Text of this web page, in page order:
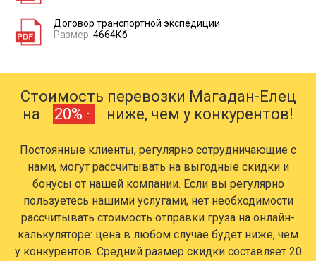
Договор транспортной экспедиции
Размер: 4664Кб
Стоимость перевозки Магадан-Елец
на
20% · ниже, чем у конкурентов!
Постоянные клиенты, регулярно сотрудничающие с
нами, могут рассчитывать на выгодные скидки и
бонусы от нашей компании. Если вы регулярно
пользуетесь нашими услугами, нет необходимости
рассчитывать стоимость отправки груза на онлайн-
калькуляторе: цена в любом случае будет ниже, чем
у конкурентов. Средний размер скидки составляет 20